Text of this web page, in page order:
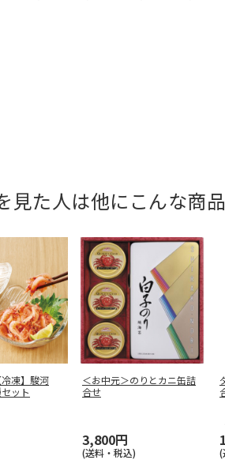
見た人は他にこんな商
凍】駿河
ット
＜お中元＞のりとカニ缶詰
合せ
3,800円
(送料・税込) (